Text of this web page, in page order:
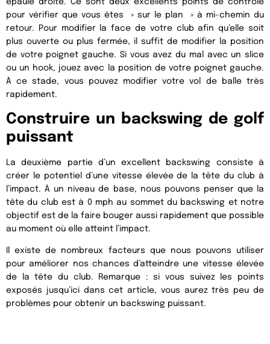
épaule droite. Ce sont deux excellents points de contrôle
pour vérifier que vous êtes » sur le plan » à mi-chemin du
retour. Pour modifier la face de votre club afin qu’elle soit
plus ouverte ou plus fermée, il suffit de modifier la position
de votre poignet gauche. Si vous avez du mal avec un slice
ou un hook, jouez avec la position de votre poignet gauche.
À ce stade, vous pouvez modifier votre vol de balle très
rapidement.
Construire un backswing de golf
puissant
La deuxième partie d’un excellent backswing consiste à
créer le potentiel d’une vitesse élevée de la tête du club à
l’impact. À un niveau de base, nous pouvons penser que la
tête du club est à 0 mph au sommet du backswing et notre
objectif est de la faire bouger aussi rapidement que possible
au moment où elle atteint l’impact.
Il existe de nombreux facteurs que nous pouvons utiliser
pour améliorer nos chances d’atteindre une vitesse élevée
de la tête du club. Remarque : si vous suivez les points
exposés jusqu’ici dans cet article, vous aurez très peu de
problèmes pour obtenir un backswing puissant.